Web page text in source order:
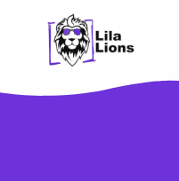
springen